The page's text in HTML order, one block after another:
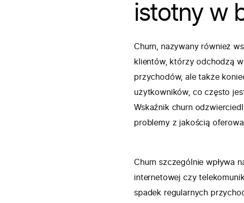
istotny w
Churn, nazywany również
klientów, którzy odchodzą
przychodów, ale także
użytkowników, co często
Wskaźnik churn
problemy z jakością
Churn szczególnie wpływa
internetowej czy
spadek regularnych